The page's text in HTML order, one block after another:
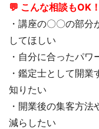
💬 こんな相談もOK！
・講座の〇〇の部
してほしい
・自分に合ったパ
・鑑定士として開
知りたい
・開業後の集客方
減らしたい